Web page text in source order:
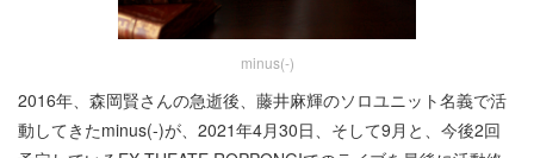
minus(-)
2016年、森岡賢さんの急逝後、藤井麻輝のソロユニット名義で活
動してきたminus(-)が、2021年4月30日、そして9月と、今後2回